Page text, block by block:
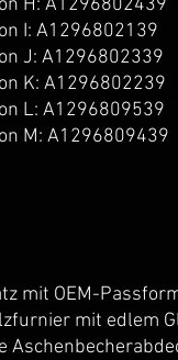
I: A1296802139
J: A1296802339
K: A1296802239
L: A1296809539
M: A1296809439
mit OEM-
mit edlem